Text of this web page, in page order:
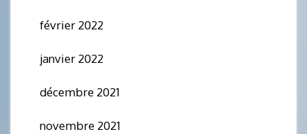
février 2022
janvier 2022
décembre 2021
novembre 2021